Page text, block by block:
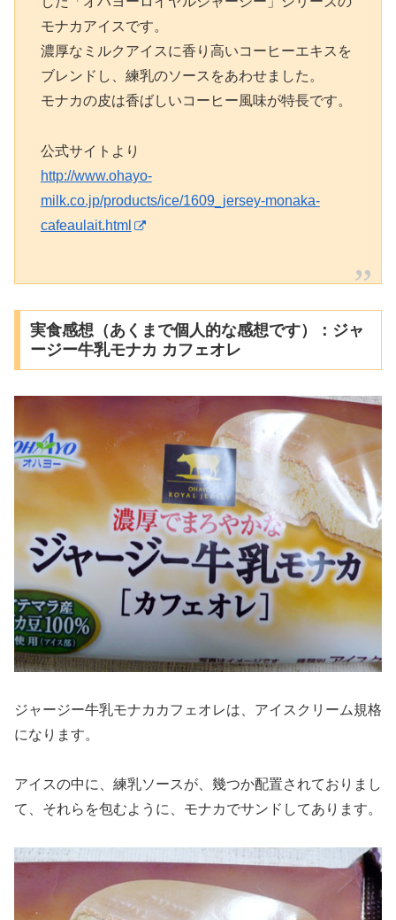
モナカアイスです。
濃厚なミルクアイスに香り高いコーヒーエキスを
ブレンドし、練乳のソースをあわせました。
モナカの皮は香ばしいコーヒー風味が特長です。
公式サイトより
http://www.ohayo-
milk.co.jp/products/ice/1609_jersey-monaka-
cafeaulait.html
実食感想（あくまで個人的な感想です）：ジャ
ージー牛乳モナカ カフェオレ
ジャージー牛乳モナカカフェオレは、アイスクリーム規格
になります。
アイスの中に、練乳ソースが、幾つか配置されておりまし
て、それらを包むように、モナカでサンドしてあります。